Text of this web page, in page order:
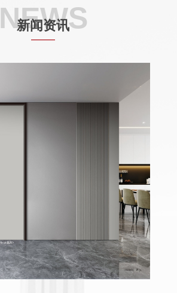
NEWS
新闻资讯
——